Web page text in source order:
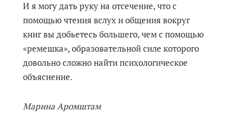
И я могу дать руку на отсечение, что с
помощью чтения вслух и общения вокруг
книг вы добьетесь большего, чем с помощью
«ремешка», образовательной силе которого
довольно сложно найти психологическое
объяснение.
Марина Аромштам